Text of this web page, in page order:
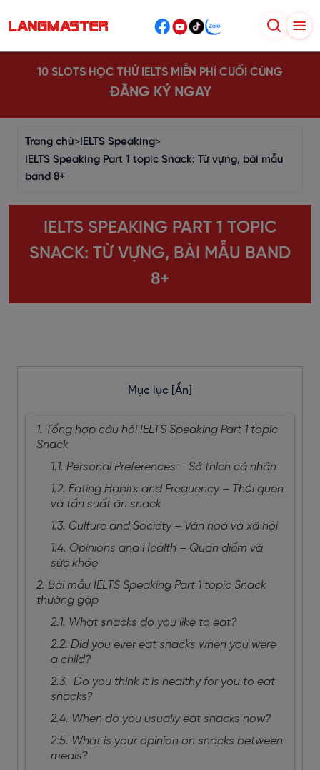
10 SLOTS HỌC THỬ IELTS MIỄN PHÍ CUỐI CÙNG
ĐĂNG KÝ NGAY
Trang chủ> IELTS Speaking>
IELTS Speaking Part 1 topic Snack: Từ vựng, bài mẫu
band 8+
IELTS SPEAKING PART 1 TOPIC
SNACK: TỪ VỰNG, BÀI MẪU BAND
8+
Mục lục [Ẩn]
1. Tổng hợp câu hỏi IELTS Speaking Part 1 topic
Snack
1.1. Personal Preferences – Sở thích cá nhân
1.2. Eating Habits and Frequency – Thói quen
và tần suất ăn snack
1.3. Culture and Society – Văn hoá và xã hội
1.4. Opinions and Health – Quan điểm và
sức khỏe
2. Bài mẫu IELTS Speaking Part 1 topic Snack
thường gặp
2.1. What snacks do you like to eat?
2.2. Did you ever eat snacks when you were
a child?
2.3. Do you think it is healthy for you to eat
snacks?
2.4. When do you usually eat snacks now?
2.5. What is your opinion on snacks between
meals?